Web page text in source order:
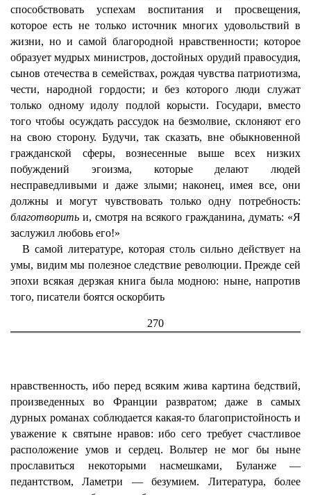
способствовать успехам воспитания и просвещения,
которое есть не только источник многих удовольствий в
жизни, но и самой благородной нравственности; которое
образует мудрых министров, достойных орудий правосудия,
сынов отечества в семействах, рождая чувства патриотизма,
чести, народной гордости; и без которого люди служат
только одному идолу подлой корысти. Государи, вместо
того чтобы осуждать рассудок на безмолвие, склоняют его
на свою сторону. Будучи, так сказать, вне обыкновенной
гражданской сферы, вознесенные выше всех низких
побуждений эгоизма, которые делают людей
несправедливыми и даже злыми; наконец, имея все, они
должны и могут чувствовать только одну потребность:
благотворить и, смотря на всякого гражданина, думать: «Я
заслужил любовь его!»
В самой литературе, которая столь сильно действует на
умы, видим мы полезное следствие революции. Прежде сей
эпохи всякая дерзкая книга была модною: ныне, напротив
того, писатели боятся оскорбить
270
нравственность, ибо перед всяким жива картина бедствий,
произведенных во Франции развратом; даже в самых
дурных романах соблюдается какая-то благопристойность и
уважение к святыне нравов: ибо сего требует счастливое
расположение умов и сердец. Вольтер не мог бы ныне
прославиться некоторыми насмешками, Буланже —
педантством, Ламетри — безумием. Литература, более